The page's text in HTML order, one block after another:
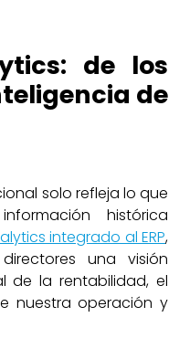
de los
de
solo refleja lo que
histórica
integrado al ERP,
una visión
de la rentabilidad, el
nuestra operación y